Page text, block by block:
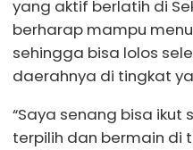
yang aktif berlatih di
berharap mampu
sehingga bisa lolos
daerahnya di tingkat
“Saya senang bisa ikut
terpilih dan bermain di